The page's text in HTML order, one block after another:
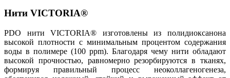
Нити VICTORIA®
PDO нити VICTORIA® изготовлены из полидиоксанона
высокой плотности с минимальным процентом содержания
воды в полимере (100 ppm). Благодаря чему нити обладают
высокой прочностью, равномерно резорбируются в тканях,
формируя правильный процесс неоколлагеногенеза,